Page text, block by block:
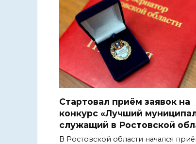
Стартовал приём заявок на
конкурс «Лучший
служащий в Ростовской
В Ростовской области начался